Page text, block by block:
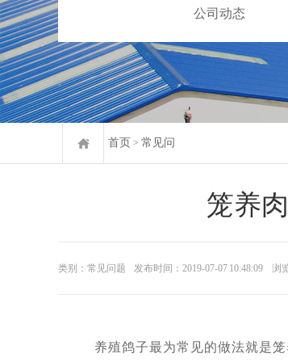
公司动态
首页 > 常见问
笼养
类别：常见问题 发布时间：2019-07-07 10:48:09 浏
养殖鸽子最为常见的做法就是笼养